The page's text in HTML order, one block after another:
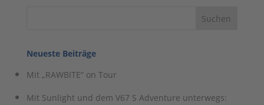
Neueste Beiträge
Mit „RAWBITE“ on Tour
Mit Sunlight und dem V67 S Adventure unterwegs: